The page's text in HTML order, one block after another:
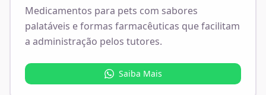
Medicamentos para pets com sabores
palatáveis e formas farmacêuticas que facilitam
a administração pelos tutores.
Saiba Mais